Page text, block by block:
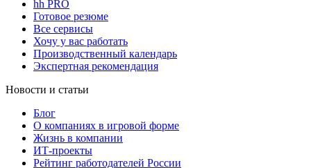
hh PRO
Готовое резюме
Все сервисы
Хочу у вас работать
Производственный календарь
Экспертная рекомендация
Новости и статьи
Блог
О компаниях в игровой форме
Жизнь в компании
ИТ-проекты
Рейтинг работодателей России